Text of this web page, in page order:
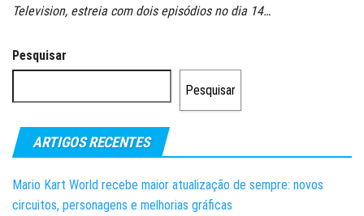
Television, estreia com dois episódios no dia 14…
Pesquisar
Pesquisar
ARTIGOS RECENTES
Mario Kart World recebe maior atualização de sempre: novos
circuitos, personagens e melhorias gráficas